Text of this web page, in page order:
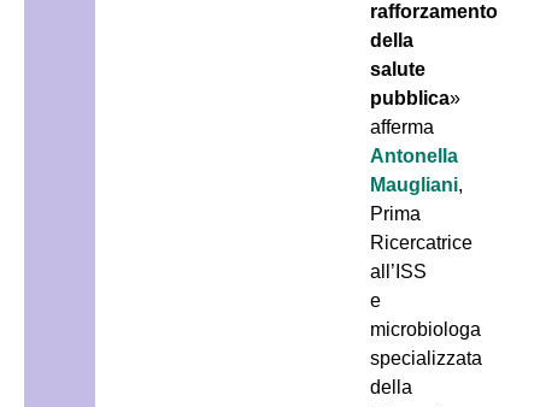
rafforzamento
della
salute
pubblica»
afferma
Antonella
Maugliani,
Prima
Ricercatrice
all’ISS
e
microbiologa
specializzata
della